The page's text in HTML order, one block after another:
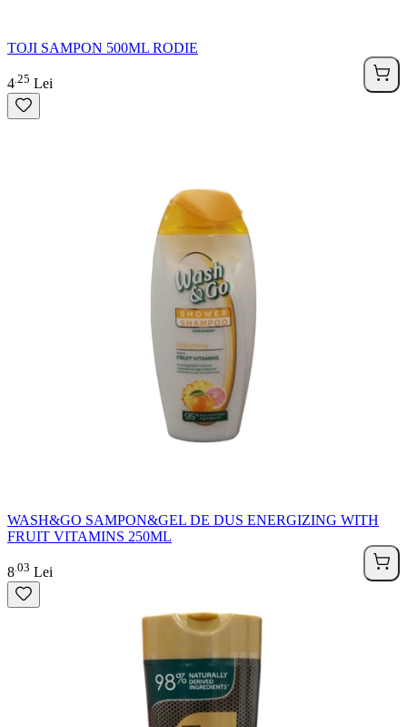
TOJI SAMPON 500ML RODIE
4 25 Lei
WASH&GO SAMPON&GEL DE DUS ENERGIZING WITH
FRUIT VITAMINS 250ML
8 03 Lei